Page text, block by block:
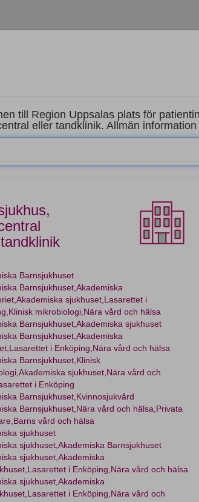
till Region Uppsalas plats för
eller tandklinik. Allmän
Barnsjukhuset
Barnsjukhuset,Akademiska
sjukhuset,Lasarettet i
mikrobiologi,Nära vård och hälsa
Barnsjukhuset,Akademiska sjukhuset
Barnsjukhuset,Akademiska
i Enköping,Nära vård och hälsa
Barnsjukhuset,Klinisk
sjukhuset,Nära vård och
i Enköping
Barnsjukhuset,Kvinnosjukvård
Barnsjukhuset,Nära vård och hälsa,Privata
vård och hälsa
sjukhuset
sjukhuset,Akademiska Barnsjukhuset
sjukhuset,Akademiska
i Enköping,Nära vård och hälsa
sjukhuset,Akademiska
i Enköping,Nära vård och